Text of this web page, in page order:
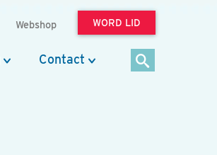
Webshop WORD LID
Contact